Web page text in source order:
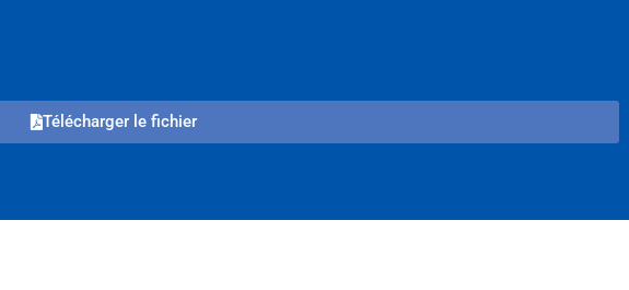
Télécharger le fichier